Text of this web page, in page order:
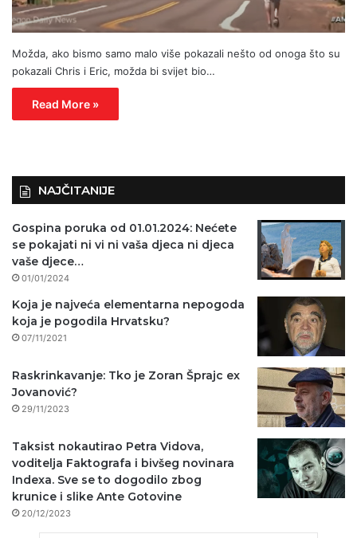
Možda, ako bismo samo malo više pokazali nešto od onoga što su
pokazali Chris i Eric, možda bi svijet bio…
Read More »
NAJČITANIJE
Gospina poruka od 01.01.2024: Nećete
se pokajati ni vi ni vaša djeca ni djeca
vaše djece…
01/01/2024
Koja je najveća elementarna nepogoda
koja je pogodila Hrvatsku?
07/11/2021
Raskrinkavanje: Tko je Zoran Šprajc ex
Jovanović?
29/11/2023
Taksist nokautirao Petra Vidova,
voditelja Faktografa i bivšeg novinara
Indexa. Sve se to dogodilo zbog
krunice i slike Ante Gotovine
20/12/2023